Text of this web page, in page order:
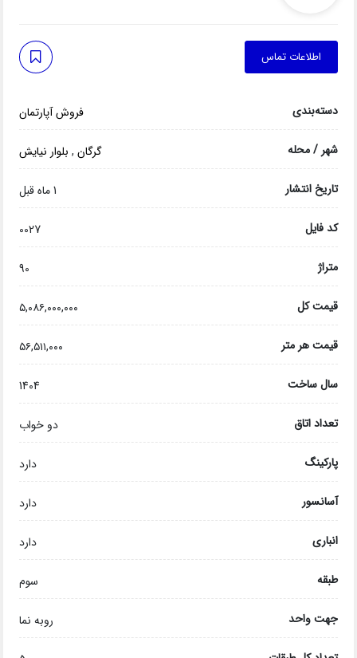
اطلاعات تماس
دسته‌بندی فروش آپارتمان
شهر / محله گرگان, بلوار نیایش
تاریخ انتشار 1 ماه قبل
کد فایل 0027
متراژ 90
قیمت کل ۵,۰۸۶,۰۰۰,۰۰۰
قیمت هر متر ۵۶,۵۱۱,۰۰۰
سال ساخت 1404
تعداد اتاق دو خواب
پارکینگ دارد
آسانسور دارد
انباری دارد
طبقه سوم
جهت واحد روبه نما